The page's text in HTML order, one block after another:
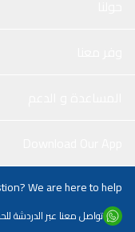
We are here to help.
تواصل معنا عبر الدردشة